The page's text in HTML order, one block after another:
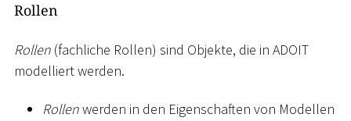
Rollen
Rollen (fachliche Rollen) sind Objekte, die in ADOIT
modelliert werden.
Rollenwerden in den Eigenschaften von Modellen